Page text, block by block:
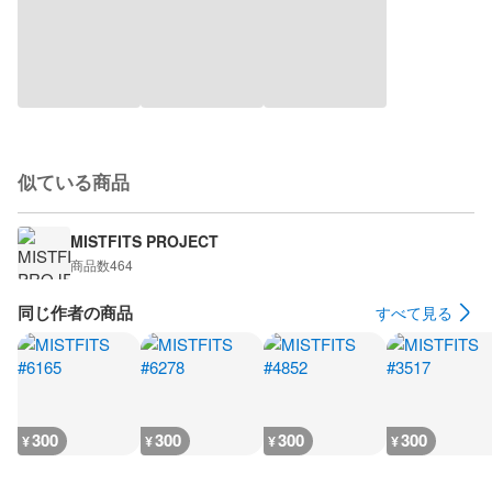
似ている商品
MISTFITS PROJECT
商品数464
同じ作者の商品 すべて見る
¥300 ¥300 ¥300 ¥300